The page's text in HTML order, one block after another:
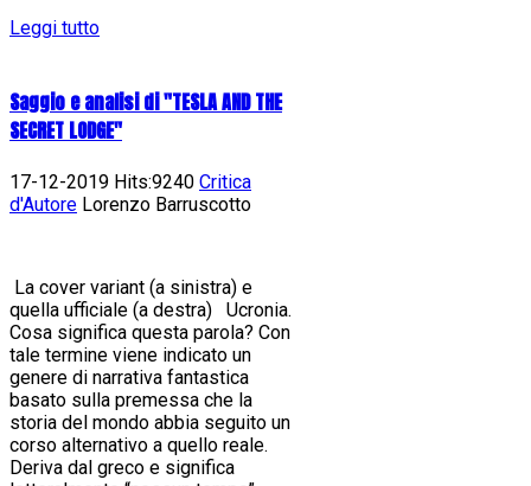
Leggi tutto
Saggio e analisi di "TESLA AND THE
SECRET LODGE"
17-12-2019 Hits:9240 Critica
d'Autore Lorenzo Barruscotto
La cover variant (a sinistra) e
quella ufficiale (a destra) Ucronia.
Cosa significa questa parola? Con
tale termine viene indicato un
genere di narrativa fantastica
basato sulla premessa che la
storia del mondo abbia seguito un
corso alternativo a quello reale.
Deriva dal greco e significa